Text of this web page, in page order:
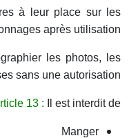
à leur place sur les
après utilisation.
les photos, les
sans une autorisation.
13 : Il est interdit de :
Manger